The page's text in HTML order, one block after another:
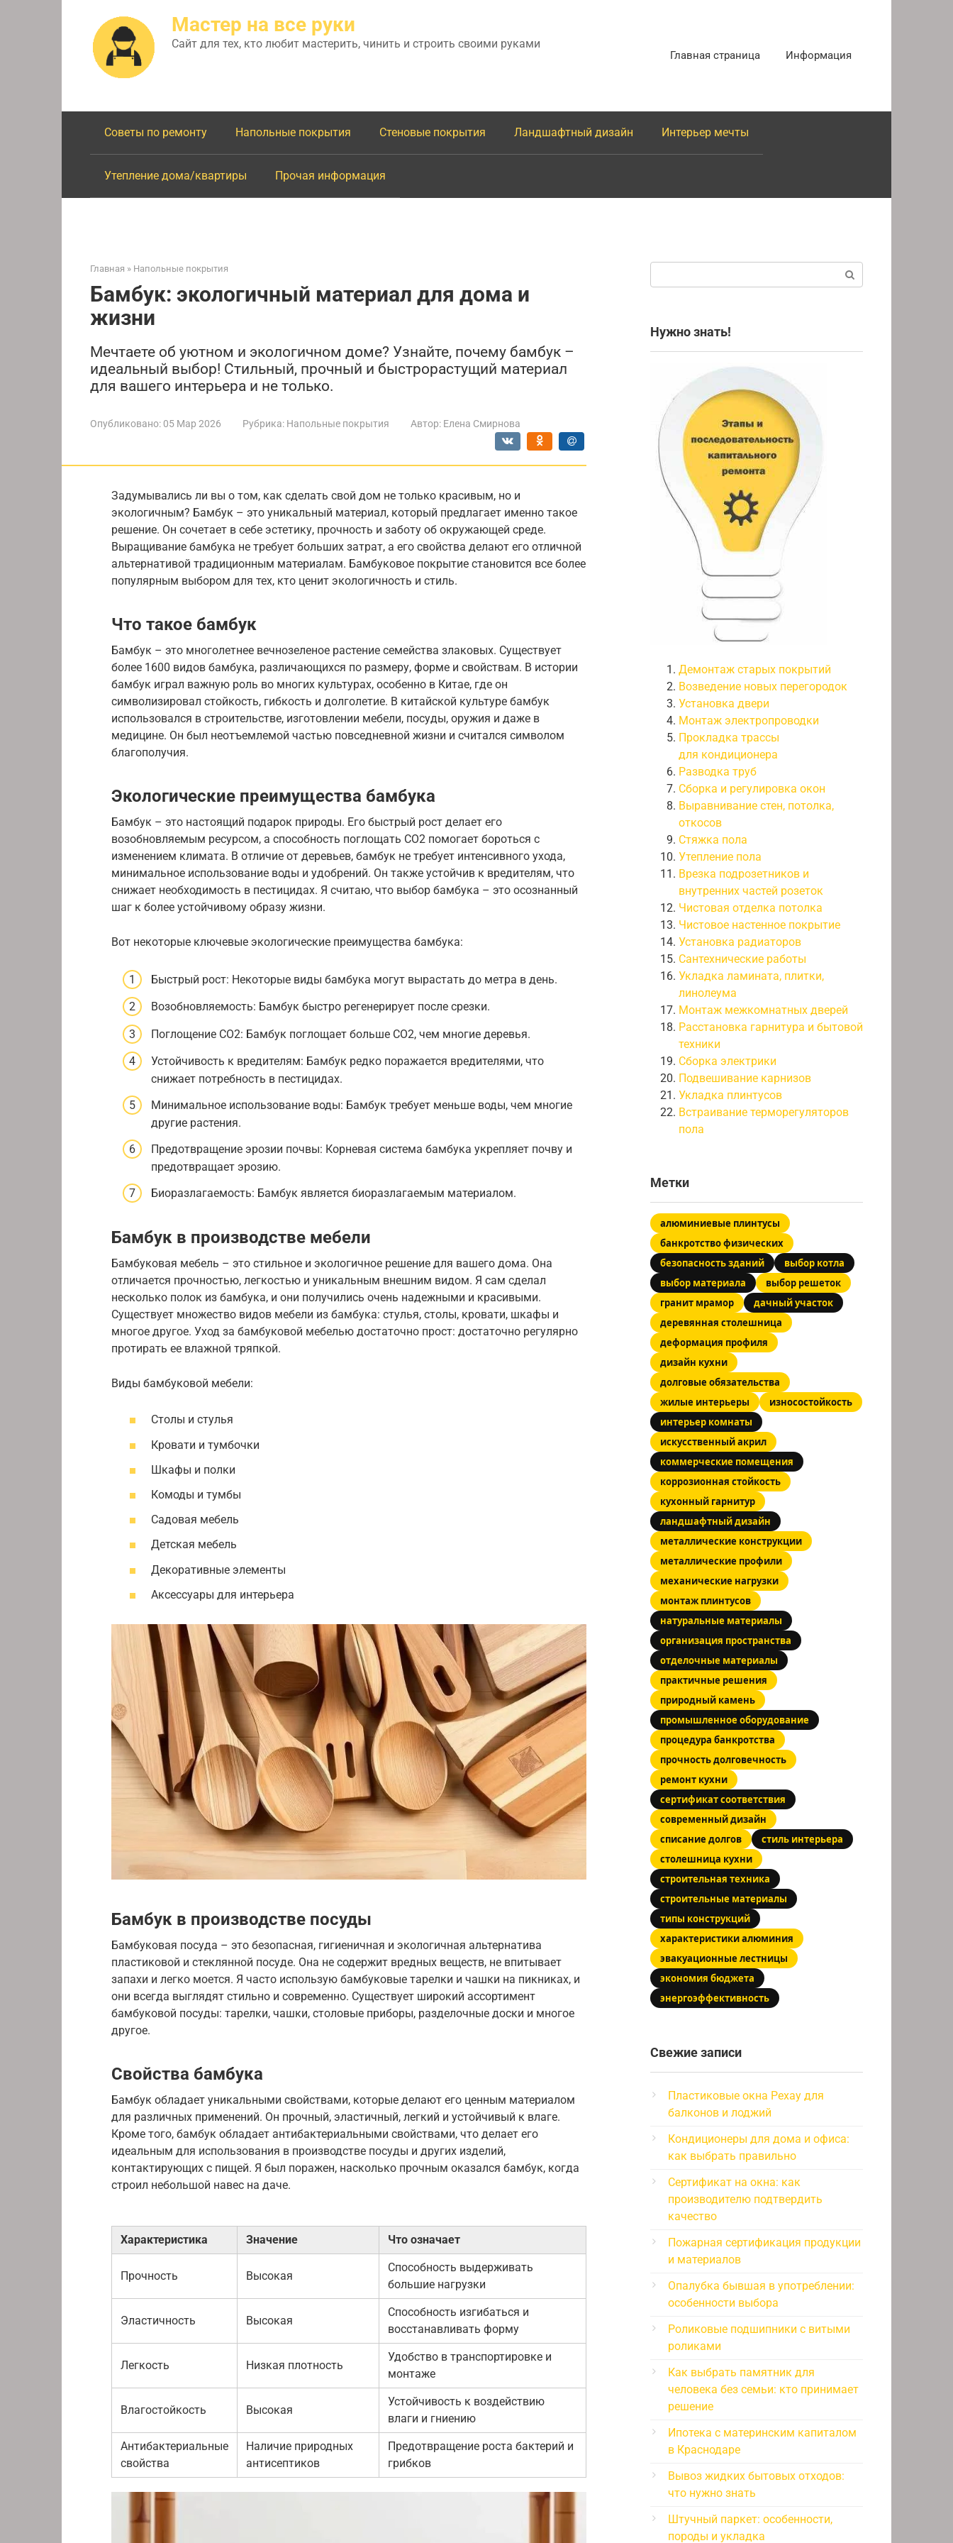
Мастер на все руки
Сайт для тех, кто любит мастерить, чинить и строить своими руками
Главная страница Информация
Советы по ремонту Напольные покрытия Стеновые покрытия Ландшафтный дизайн Интерьер мечты
Утепление дома/квартиры Прочая информация
Главная » Напольные покрытия
Бамбук: экологичный материал для дома и
жизни
Мечтаете об уютном и экологичном доме? Узнайте, почему бамбук –
идеальный выбор! Стильный, прочный и быстрорастущий материал
для вашего интерьера и не только.
Опубликовано: 05 Мар 2026 Рубрика: Напольные покрытия Автор: Елена Смирнова
Задумывались ли вы о том, как сделать свой дом не только красивым, но и
экологичным? Бамбук – это уникальный материал, который предлагает именно такое
решение. Он сочетает в себе эстетику, прочность и заботу об окружающей среде.
Выращивание бамбука не требует больших затрат, а его свойства делают его отличной
альтернативой традиционным материалам. Бамбуковое покрытие становится все более
популярным выбором для тех, кто ценит экологичность и стиль.
Что такое бамбук
Бамбук – это многолетнее вечнозеленое растение семейства злаковых. Существует
более 1600 видов бамбука, различающихся по размеру, форме и свойствам. В истории
бамбук играл важную роль во многих культурах, особенно в Китае, где он
символизировал стойкость, гибкость и долголетие. В китайской культуре бамбук
использовался в строительстве, изготовлении мебели, посуды, оружия и даже в
медицине. Он был неотъемлемой частью повседневной жизни и считался символом
благополучия.
Экологические преимущества бамбука
Бамбук – это настоящий подарок природы. Его быстрый рост делает его
возобновляемым ресурсом, а способность поглощать CO2 помогает бороться с
изменением климата. В отличие от деревьев, бамбук не требует интенсивного ухода,
минимальное использование воды и удобрений. Он также устойчив к вредителям, что
снижает необходимость в пестицидах. Я считаю, что выбор бамбука – это осознанный
шаг к более устойчивому образу жизни.
Вот некоторые ключевые экологические преимущества бамбука:
Быстрый рост: Некоторые виды бамбука могут вырастать до метра в день.
Возобновляемость: Бамбук быстро регенерирует после срезки.
Поглощение CO2: Бамбук поглощает больше CO2, чем многие деревья.
Устойчивость к вредителям: Бамбук редко поражается вредителями, что
снижает потребность в пестицидах.
Минимальное использование воды: Бамбук требует меньше воды, чем многие
другие растения.
Предотвращение эрозии почвы: Корневая система бамбука укрепляет почву и
предотвращает эрозию.
Биоразлагаемость: Бамбук является биоразлагаемым материалом.
Бамбук в производстве мебели
Бамбуковая мебель – это стильное и экологичное решение для вашего дома. Она
отличается прочностью, легкостью и уникальным внешним видом. Я сам сделал
несколько полок из бамбука, и они получились очень надежными и красивыми.
Существует множество видов мебели из бамбука: стулья, столы, кровати, шкафы и
многое другое. Уход за бамбуковой мебелью достаточно прост: достаточно регулярно
протирать ее влажной тряпкой.
Виды бамбуковой мебели:
Столы и стулья
Кровати и тумбочки
Шкафы и полки
Комоды и тумбы
Садовая мебель
Детская мебель
Декоративные элементы
Аксессуары для интерьера
Бамбук в производстве посуды
Бамбуковая посуда – это безопасная, гигиеничная и экологичная альтернатива
пластиковой и стеклянной посуде. Она не содержит вредных веществ, не впитывает
запахи и легко моется. Я часто использую бамбуковые тарелки и чашки на пикниках, и
они всегда выглядят стильно и современно. Существует широкий ассортимент
бамбуковой посуды: тарелки, чашки, столовые приборы, разделочные доски и многое
другое.
Свойства бамбука
Бамбук обладает уникальными свойствами, которые делают его ценным материалом
для различных применений. Он прочный, эластичный, легкий и устойчивый к влаге.
Кроме того, бамбук обладает антибактериальными свойствами, что делает его
идеальным для использования в производстве посуды и других изделий,
контактирующих с пищей. Я был поражен, насколько прочным оказался бамбук, когда
строил небольшой навес на даче.
Характеристика Значение Что означает
Прочность Высокая
Способность выдерживать
большие нагрузки
Эластичность Высокая
Способность изгибаться и
восстанавливать форму
Легкость Низкая плотность
Удобство в транспортировке и
монтаже
Влагостойкость Высокая
Устойчивость к воздействию
влаги и гниению
Антибактериальные
свойства
Наличие природных
антисептиков
Предотвращение роста бактерий и
грибков
Нужно знать!
Демонтаж старых покрытий
Возведение новых перегородок
Установка двери
Монтаж электропроводки
Прокладка трассы
для кондиционера
Разводка труб
Сборка и регулировка окон
Выравнивание стен, потолка,
откосов
Стяжка пола
Утепление пола
Врезка подрозетников и
внутренних частей розеток
Чистовая отделка потолка
Чистовое настенное покрытие
Установка радиаторов
Сантехнические работы
Укладка ламината, плитки,
линолеума
Монтаж межкомнатных дверей
Расстановка гарнитура и бытовой
техники
Сборка электрики
Подвешивание карнизов
Укладка плинтусов
Встраивание терморегуляторов
пола
Метки
алюминиевые плинтусы
банкротство физических
безопасность зданий
выбор котла
выбор материала
выбор решеток
гранит мрамор
дачный участок
деревянная столешница
деформация профиля
дизайн кухни
долговые обязательства
жилые интерьеры
износостойкость
интерьер комнаты
искусственный акрил
коммерческие помещения
коррозионная стойкость
кухонный гарнитур
ландшафтный дизайн
металлические конструкции
металлические профили
механические нагрузки
монтаж плинтусов
натуральные материалы
организация пространства
отделочные материалы
практичные решения
природный камень
промышленное оборудование
процедура банкротства
прочность долговечность
ремонт кухни
сертификат соответствия
современный дизайн
списание долгов
стиль интерьера
столешница кухни
строительная техника
строительные материалы
типы конструкций
характеристики алюминия
эвакуационные лестницы
экономия бюджета
энергоэффективность
Свежие записи
Пластиковые окна Рехау для
балконов и лоджий
Кондиционеры для дома и офиса:
как выбрать правильно
Сертификат на окна: как
производителю подтвердить
качество
Пожарная сертификация продукции
и материалов
Опалубка бывшая в употреблении:
особенности выбора
Роликовые подшипники с витыми
роликами
Как выбрать памятник для
человека без семьи: кто принимает
решение
Ипотека с материнским капиталом
в Краснодаре
Вывоз жидких бытовых отходов:
что нужно знать
Штучный паркет: особенности,
породы и укладка